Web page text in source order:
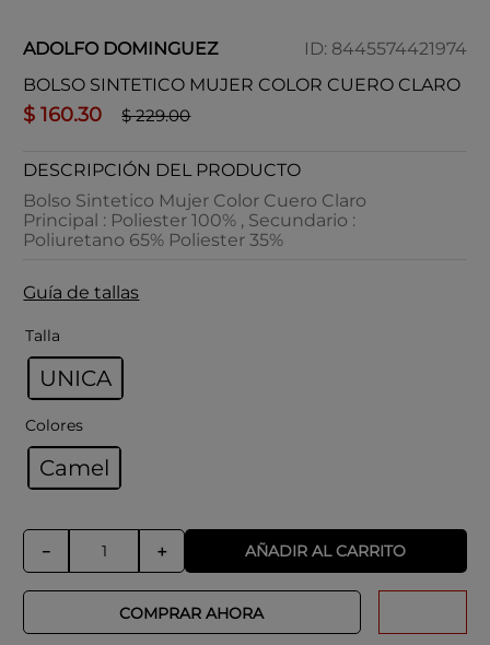
ADOLFO DOMINGUEZ ID: 8445574421974
BOLSO SINTETICO MUJER COLOR CUERO CLARO
$ 160.30 $ 229.00
DESCRIPCIÓN DEL PRODUCTO
Bolso Sintetico Mujer Color Cuero Claro
Principal : Poliester 100% , Secundario :
Poliuretano 65% Poliester 35%
Guía de tallas
Talla
UNICA
Colores
Camel
＋
－ AÑADIR AL CARRITO
COMPRAR AHORA